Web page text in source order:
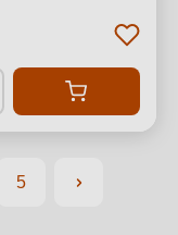
Seite
5